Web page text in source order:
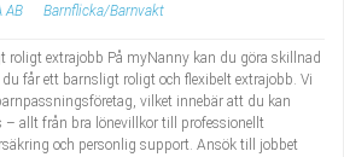
AB Barnflicka/Barnvakt
roligt extrajobb På myNanny kan du göra skillnad
får ett barnsligt roligt och flexibelt extrajobb. Vi
vilket innebär att du kan
– allt från bra lönevillkor till professionellt
och personlig support. Ansök till jobbet